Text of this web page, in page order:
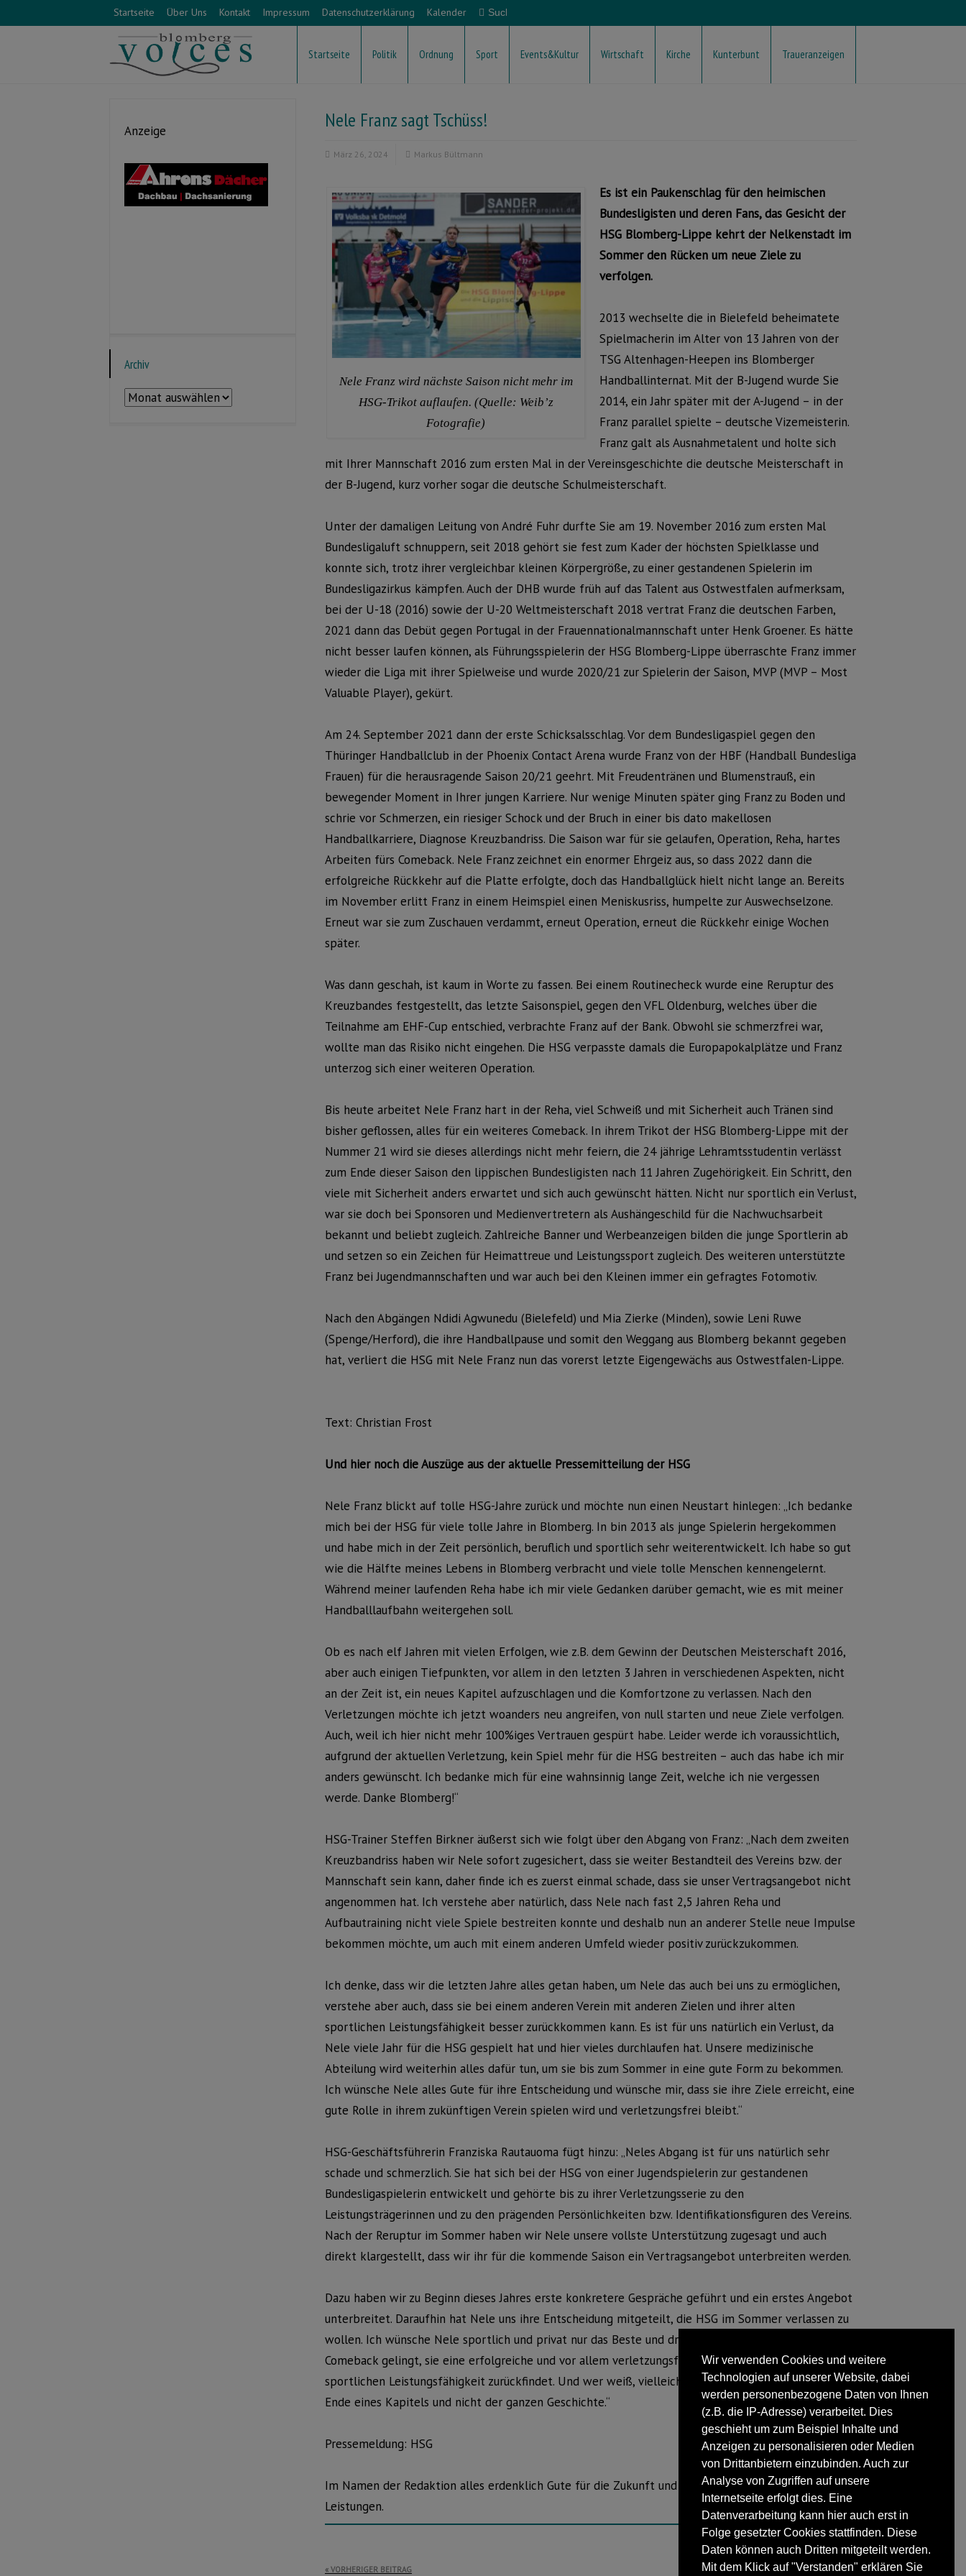
Wir verwenden Cookies und weitere
Technologien auf unserer Website, dabei
werden personenbezogene Daten von Ihnen
(z.B. die IP-Adresse) verarbeitet. Dies
geschieht um zum Beispiel Inhalte und
Anzeigen zu personalisieren oder Medien
von Drittanbietern einzubinden. Auch zur
Analyse von Zugriffen auf unsere
Internetseite erfolgt dies. Eine
Datenverarbeitung kann hier auch erst in
Folge gesetzter Cookies stattfinden. Diese
Daten können auch Dritten mitgeteilt werden.
Mit dem Klick auf "Verstanden" erklären Sie
Startseite Über Uns Kontakt Impressum Datenschutzerklärung Kalender
Startseite Politik Ordnung Sport Events&Kultur Wirtschaft Kirche Kunterbunt Traueranzeigen
Nele Franz sagt Tschüss!
März 26, 2024 Markus Bültmann
Nele Franz wird nächste Saison nicht mehr im
HSG-Trikot auflaufen. (Quelle: Weib’z
Fotografie)
Es ist ein Paukenschlag für den heimischen
Bundesligisten und deren Fans, das Gesicht der
HSG Blomberg-Lippe kehrt der Nelkenstadt im
Sommer den Rücken um neue Ziele zu
verfolgen.
2013 wechselte die in Bielefeld beheimatete
Spielmacherin im Alter von 13 Jahren von der
TSG Altenhagen-Heepen ins Blomberger
Handballinternat. Mit der B-Jugend wurde Sie
2014, ein Jahr später mit der A-Jugend – in der
Franz parallel spielte – deutsche Vizemeisterin.
Franz galt als Ausnahmetalent und holte sich
mit Ihrer Mannschaft 2016 zum ersten Mal in der Vereinsgeschichte die deutsche Meisterschaft in
der B-Jugend, kurz vorher sogar die deutsche Schulmeisterschaft.
Unter der damaligen Leitung von André Fuhr durfte Sie am 19. November 2016 zum ersten Mal
Bundesligaluft schnuppern, seit 2018 gehört sie fest zum Kader der höchsten Spielklasse und
konnte sich, trotz ihrer vergleichbar kleinen Körpergröße, zu einer gestandenen Spielerin im
Bundesligazirkus kämpfen. Auch der DHB wurde früh auf das Talent aus Ostwestfalen aufmerksam,
bei der U-18 (2016) sowie der U-20 Weltmeisterschaft 2018 vertrat Franz die deutschen Farben,
2021 dann das Debüt gegen Portugal in der Frauennationalmannschaft unter Henk Groener. Es hätte
nicht besser laufen können, als Führungsspielerin der HSG Blomberg-Lippe überraschte Franz immer
wieder die Liga mit ihrer Spielweise und wurde 2020/21 zur Spielerin der Saison, MVP (MVP – Most
Valuable Player), gekürt.
Am 24. September 2021 dann der erste Schicksalsschlag. Vor dem Bundesligaspiel gegen den
Thüringer Handballclub in der Phoenix Contact Arena wurde Franz von der HBF (Handball Bundesliga
Frauen) für die herausragende Saison 20/21 geehrt. Mit Freudentränen und Blumenstrauß, ein
bewegender Moment in Ihrer jungen Karriere. Nur wenige Minuten später ging Franz zu Boden und
schrie vor Schmerzen, ein riesiger Schock und der Bruch in einer bis dato makellosen
Handballkarriere, Diagnose Kreuzbandriss. Die Saison war für sie gelaufen, Operation, Reha, hartes
Arbeiten fürs Comeback. Nele Franz zeichnet ein enormer Ehrgeiz aus, so dass 2022 dann die
erfolgreiche Rückkehr auf die Platte erfolgte, doch das Handballglück hielt nicht lange an. Bereits
im November erlitt Franz in einem Heimspiel einen Meniskusriss, humpelte zur Auswechselzone.
Erneut war sie zum Zuschauen verdammt, erneut Operation, erneut die Rückkehr einige Wochen
später.
Was dann geschah, ist kaum in Worte zu fassen. Bei einem Routinecheck wurde eine Reruptur des
Kreuzbandes festgestellt, das letzte Saisonspiel, gegen den VFL Oldenburg, welches über die
Teilnahme am EHF-Cup entschied, verbrachte Franz auf der Bank. Obwohl sie schmerzfrei war,
wollte man das Risiko nicht eingehen. Die HSG verpasste damals die Europapokalplätze und Franz
unterzog sich einer weiteren Operation.
Bis heute arbeitet Nele Franz hart in der Reha, viel Schweiß und mit Sicherheit auch Tränen sind
bisher geflossen, alles für ein weiteres Comeback. In ihrem Trikot der HSG Blomberg-Lippe mit der
Nummer 21 wird sie dieses allerdings nicht mehr feiern, die 24 jährige Lehramtsstudentin verlässt
zum Ende dieser Saison den lippischen Bundesligisten nach 11 Jahren Zugehörigkeit. Ein Schritt, den
viele mit Sicherheit anders erwartet und sich auch gewünscht hätten. Nicht nur sportlich ein Verlust,
war sie doch bei Sponsoren und Medienvertretern als Aushängeschild für die Nachwuchsarbeit
bekannt und beliebt zugleich. Zahlreiche Banner und Werbeanzeigen bilden die junge Sportlerin ab
und setzen so ein Zeichen für Heimattreue und Leistungssport zugleich. Des weiteren unterstützte
Franz bei Jugendmannschaften und war auch bei den Kleinen immer ein gefragtes Fotomotiv.
Nach den Abgängen Ndidi Agwunedu (Bielefeld) und Mia Zierke (Minden), sowie Leni Ruwe
(Spenge/Herford), die ihre Handballpause und somit den Weggang aus Blomberg bekannt gegeben
hat, verliert die HSG mit Nele Franz nun das vorerst letzte Eigengewächs aus Ostwestfalen-Lippe.
Text: Christian Frost
Und hier noch die Auszüge aus der aktuelle Pressemitteilung der HSG
Nele Franz blickt auf tolle HSG-Jahre zurück und möchte nun einen Neustart hinlegen: „Ich bedanke
mich bei der HSG für viele tolle Jahre in Blomberg. In bin 2013 als junge Spielerin hergekommen
und habe mich in der Zeit persönlich, beruflich und sportlich sehr weiterentwickelt. Ich habe so gut
wie die Hälfte meines Lebens in Blomberg verbracht und viele tolle Menschen kennengelernt.
Während meiner laufenden Reha habe ich mir viele Gedanken darüber gemacht, wie es mit meiner
Handballlaufbahn weitergehen soll.
Ob es nach elf Jahren mit vielen Erfolgen, wie z.B. dem Gewinn der Deutschen Meisterschaft 2016,
aber auch einigen Tiefpunkten, vor allem in den letzten 3 Jahren in verschiedenen Aspekten, nicht
an der Zeit ist, ein neues Kapitel aufzuschlagen und die Komfortzone zu verlassen. Nach den
Verletzungen möchte ich jetzt woanders neu angreifen, von null starten und neue Ziele verfolgen.
Auch, weil ich hier nicht mehr 100%iges Vertrauen gespürt habe. Leider werde ich voraussichtlich,
aufgrund der aktuellen Verletzung, kein Spiel mehr für die HSG bestreiten – auch das habe ich mir
anders gewünscht. Ich bedanke mich für eine wahnsinnig lange Zeit, welche ich nie vergessen
werde. Danke Blomberg!“
HSG-Trainer Steffen Birkner äußerst sich wie folgt über den Abgang von Franz: „Nach dem zweiten
Kreuzbandriss haben wir Nele sofort zugesichert, dass sie weiter Bestandteil des Vereins bzw. der
Mannschaft sein kann, daher finde ich es zuerst einmal schade, dass sie unser Vertragsangebot nicht
angenommen hat. Ich verstehe aber natürlich, dass Nele nach fast 2,5 Jahren Reha und
Aufbautraining nicht viele Spiele bestreiten konnte und deshalb nun an anderer Stelle neue Impulse
bekommen möchte, um auch mit einem anderen Umfeld wieder positiv zurückzukommen.
Ich denke, dass wir die letzten Jahre alles getan haben, um Nele das auch bei uns zu ermöglichen,
verstehe aber auch, dass sie bei einem anderen Verein mit anderen Zielen und ihrer alten
sportlichen Leistungsfähigkeit besser zurückkommen kann. Es ist für uns natürlich ein Verlust, da
Nele viele Jahr für die HSG gespielt hat und hier vieles durchlaufen hat. Unsere medizinische
Abteilung wird weiterhin alles dafür tun, um sie bis zum Sommer in eine gute Form zu bekommen.
Ich wünsche Nele alles Gute für ihre Entscheidung und wünsche mir, dass sie ihre Ziele erreicht, eine
gute Rolle in ihrem zukünftigen Verein spielen wird und verletzungsfrei bleibt.“
HSG-Geschäftsführerin Franziska Rautauoma fügt hinzu: „Neles Abgang ist für uns natürlich sehr
schade und schmerzlich. Sie hat sich bei der HSG von einer Jugendspielerin zur gestandenen
Bundesligaspielerin entwickelt und gehörte bis zu ihrer Verletzungsserie zu den
Leistungsträgerinnen und zu den prägenden Persönlichkeiten bzw. Identifikationsfiguren des Vereins.
Nach der Reruptur im Sommer haben wir Nele unsere vollste Unterstützung zugesagt und auch
direkt klargestellt, dass wir ihr für die kommende Saison ein Vertragsangebot unterbreiten werden.
Dazu haben wir zu Beginn dieses Jahres erste konkretere Gespräche geführt und ein erstes Angebot
unterbreitet. Daraufhin hat Nele uns ihre Entscheidung mitgeteilt, die HSG im Sommer verlassen zu
wollen. Ich wünsche Nele sportlich und privat nur das Beste und drücke ihr alle Daumen, dass ihr
Comeback gelingt, sie eine erfolgreiche und vor allem verletzungsfreie Saison spielt und zu ihrer
sportlichen Leistungsfähigkeit zurückfindet. Und wer weiß, vielleicht ist es auch erstmal nur das
Ende eines Kapitels und nicht der ganzen Geschichte.“
Pressemeldung: HSG
Im Namen der Redaktion alles erdenklich Gute für die Zukunft und vielen Dank für die unglaublichen
Leistungen.
VORHERIGER BEITRAG NÄCHSTER BEITRAG
Anzeige
Archiv
Archiv